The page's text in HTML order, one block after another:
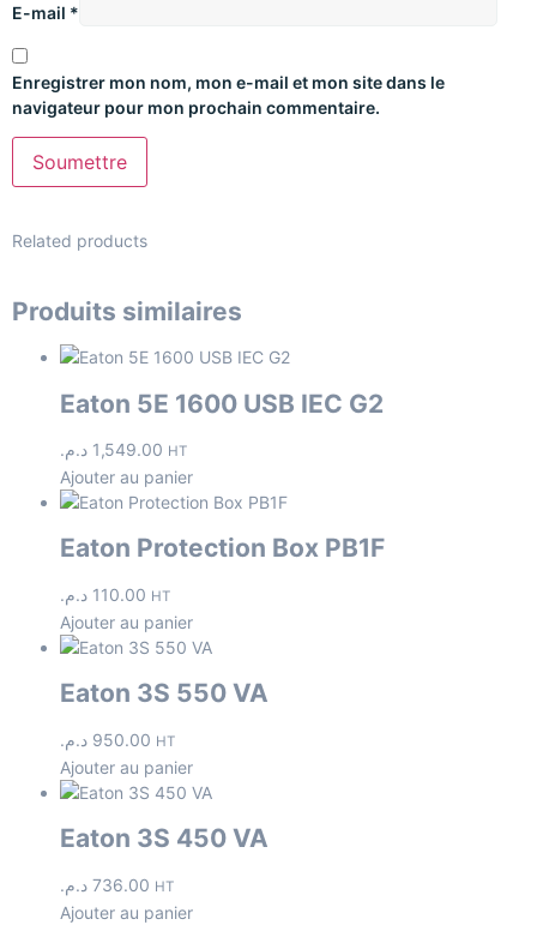
E-mail *
Enregistrer mon nom, mon e-mail et mon site dans le
navigateur pour mon prochain commentaire.
Related products
Produits similaires
Eaton 5E 1600 USB IEC G2
1,549.00 د.م. HT
Ajouter au panier
Eaton Protection Box PB1F
110.00 د.م. HT
Ajouter au panier
Eaton 3S 550 VA
950.00 د.م. HT
Ajouter au panier
Eaton 3S 450 VA
736.00 د.م. HT
Ajouter au panier